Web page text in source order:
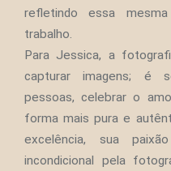
refletindo essa
trabalho.
Para Jessica, a
capturar imagens; é
pessoas, celebrar o
forma mais pura e
excelência, sua
incondicional pela